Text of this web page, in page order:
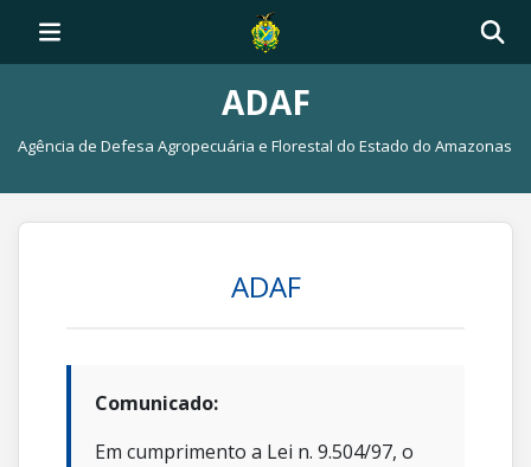
ADAF
Agência de Defesa Agropecuária e Florestal do Estado do Amazonas
ADAF
Comunicado:
Em cumprimento a Lei n. 9.504/97, o